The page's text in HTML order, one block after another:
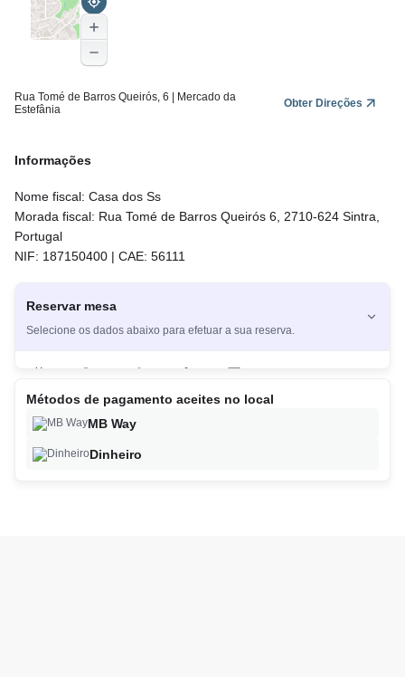
Rua Tomé de Barros Queirós, 6 | Mercado da
Estefânia
Obter Direções
Informações
Nome fiscal: Casa dos Ss
Morada fiscal: Rua Tomé de Barros Queirós 6, 2710-624 Sintra,
Portugal
NIF: 187150400 | CAE: 56111
Reservar mesa
Selecione os dados abaixo para efetuar a sua reserva.
As ofertas baseiam-se na hora, na data e no número de clientes e
Métodos de pagamento aceites no local
MB Way
Dinheiro